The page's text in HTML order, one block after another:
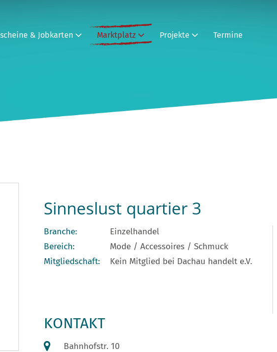
& Jobkarten Marktplatz Projekte Termine
Sinneslust quartier 3
Branche:
Einzelhandel
Bereich:
Mode / Accessoires / Schmuck
Mitgliedschaft:
Kein Mitglied bei Dachau handelt e.V.
KONTAKT
Bahnhofstr. 10